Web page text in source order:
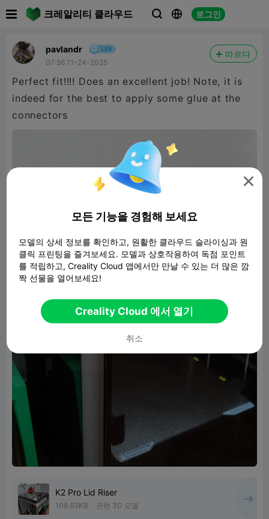
크레알리티 클라우드   로그인
pavlandr
07:56 11-24-2025
따르다
Perfect fit!!!! Does an excellent job! Note, it is
indeed for the best to apply some glue at the
connectors
K2 Pro Lid Riser
108.63KB 관련 3D 모델

모든 기능을 경험해 보세요
모델의 상세 정보를 확인하고, 원활한 클라우드 슬라이싱과 원
클릭 프린팅을 즐겨보세요. 모델과 상호작용하여 독점 포인트
를 적립하고, Creality Cloud 앱에서만 만날 수 있는 더 많은 깜
짝 선물을 열어보세요!
Creality Cloud 에서 열기
취소